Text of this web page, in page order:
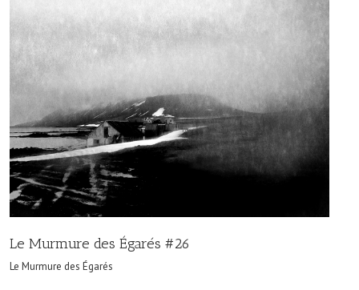
Le Murmure des Égarés #26
Le Murmure des Égarés